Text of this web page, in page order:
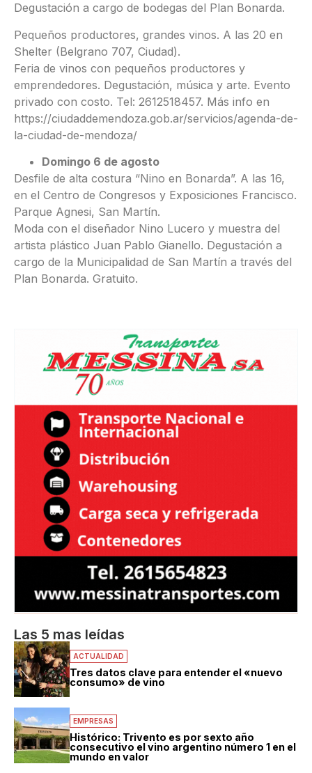
Degustación a cargo de bodegas del Plan Bonarda.
Pequeños productores, grandes vinos. A las 20 en
Shelter (Belgrano 707, Ciudad).
Feria de vinos con pequeños productores y
emprendedores. Degustación, música y arte. Evento
privado con costo. Tel: 2612518457. Más info en
https://ciudaddemendoza.gob.ar/servicios/agenda-de-
la-ciudad-de-mendoza/
Domingo 6 de agosto
Desfile de alta costura “Nino en Bonarda”. A las 16,
en el Centro de Congresos y Exposiciones Francisco.
Parque Agnesi, San Martín.
Moda con el diseñador Nino Lucero y muestra del
artista plástico Juan Pablo Gianello. Degustación a
cargo de la Municipalidad de San Martín a través del
Plan Bonarda. Gratuito.
Las 5 mas leídas
ACTUALIDAD
Tres datos clave para entender el «nuevo
consumo» de vino
EMPRESAS
Histórico: Trivento es por sexto año
consecutivo el vino argentino número 1 en el
mundo en valor